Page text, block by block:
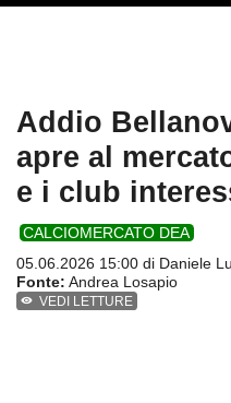
Addio
apre al
e i club
CALCIOMERCATO DEA
05.06.2026 15:00 di Daniele
Fonte: Andrea Losapio
VEDI LETTURE